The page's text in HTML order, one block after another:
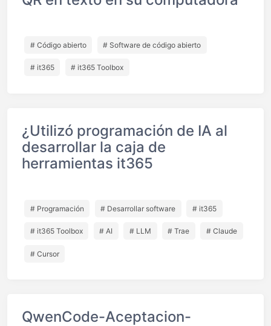
# Código abierto # Software de código abierto
# it365 # it365 Toolbox
¿Utilizó programación de IA al
desarrollar la caja de
herramientas it365
# Programación # Desarrollar software # it365
# it365 Toolbox # AI # LLM # Trae # Claude
# Cursor
QwenCode-Aceptacion-